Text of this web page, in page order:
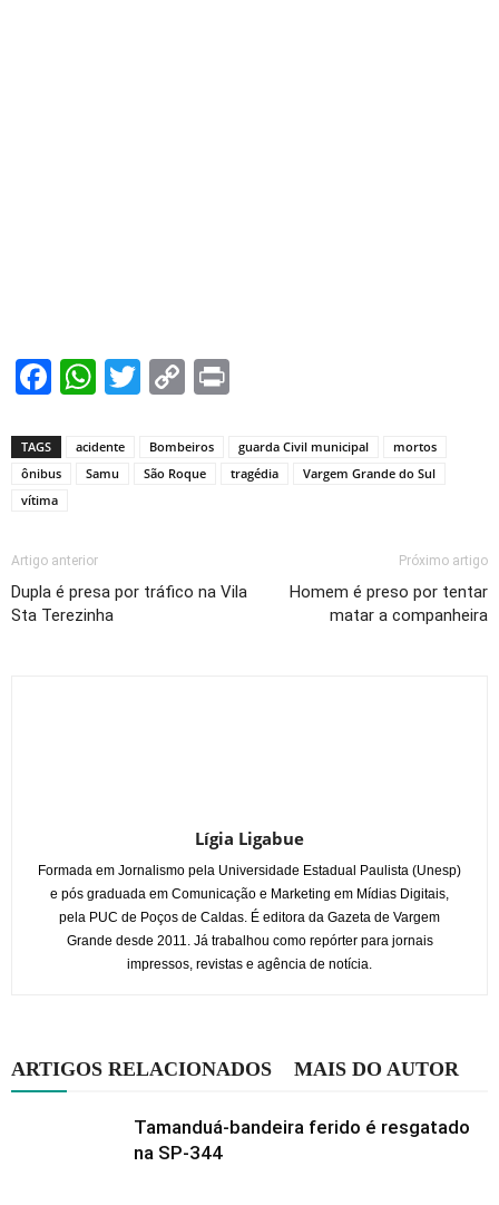
Facebook
WhatsApp
TwitterCopy
TAGS acidente Bombeiros guarda Civil municipal
mortos
ônibus
Samu São Roque tragédia
Vargem Grande do Sul
vítima
Artigo anterior
Dupla é presa por tráfico na Vila
Sta Terezinha
Próximo artigo
Homem é preso por tentar
matar a companheira
Lígia Ligabue
Formada em Jornalismo pela Universidade Estadual Paulista (Unesp)
e pós graduada em Comunicação e Marketing em Mídias Digitais,
pela PUC de Poços de Caldas. É editora da Gazeta de Vargem
Grande desde 2011. Já trabalhou como repórter para jornais
impressos, revistas e agência de notícia.
ARTIGOS RELACIONADOS MAIS DO AUTOR
Tamanduá-bandeira ferido é resgatado
na SP-344